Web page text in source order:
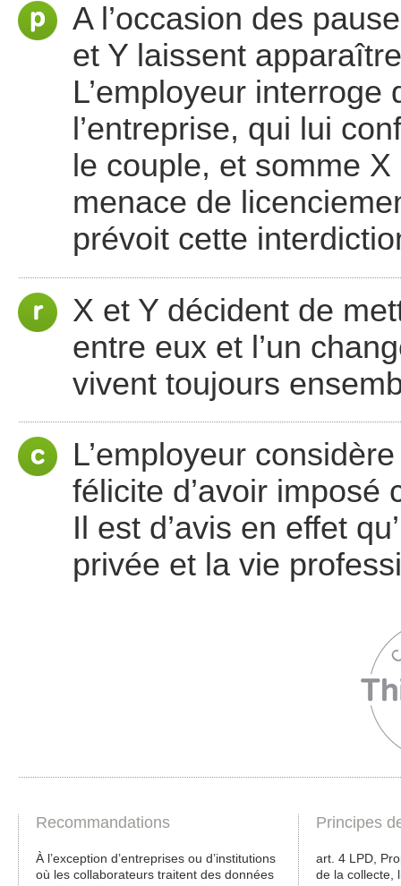
A l’occasion des
et Y laissent
L’employeur
l’entreprise, qui lui
le couple, et somme
menace de
prévoit cette
X et Y décident de
entre eux et l’un
vivent toujours
L’employeur
félicite d’avoir imposé
Il est d’avis en effet
privée et la vie
Recommandations
À l’exception d’entreprises ou d’institutions
où les collaborateurs traitent des données
Principes
art. 4 LPD,
de la collecte,